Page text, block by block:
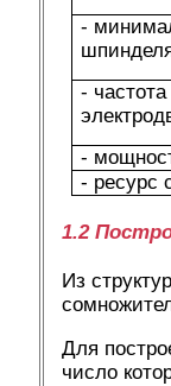
-
-
-
- ресурс
1.2
Из
Для
число